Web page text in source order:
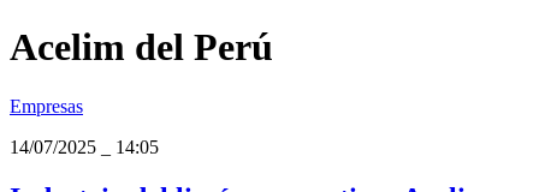
Acelim del Perú
Empresas
14/07/2025
14:05